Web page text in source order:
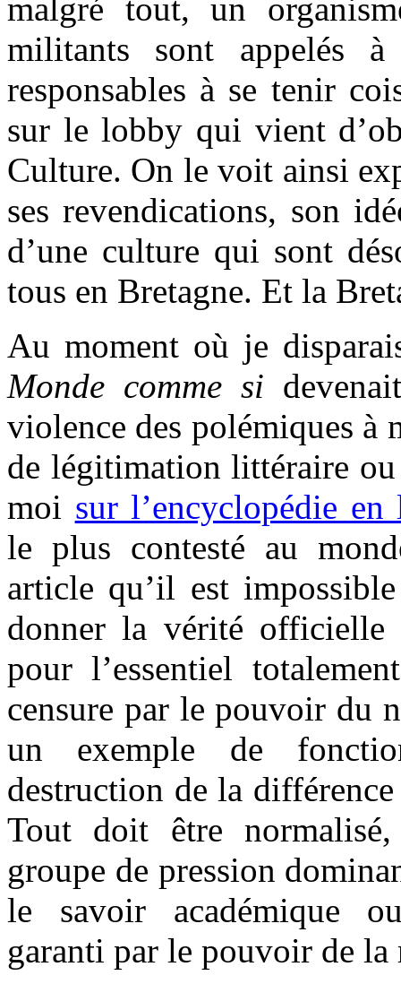
malgré tout, un
militants sont appelés
responsables à se tenir
sur le lobby qui vient
Culture. On le voit ainsi
ses revendications, son
d’une culture qui sont
tous en Bretagne. Et la
Au moment où je
Monde comme si
violence des polémiques à
de légitimation littéraire
moi sur l’encyclopédie
le plus contesté au
article qu’il est
donner la vérité
pour l’essentiel
censure par le pouvoir du
un exemple de
destruction de la
Tout doit être
groupe de pression
le savoir académique
garanti par le pouvoir de la